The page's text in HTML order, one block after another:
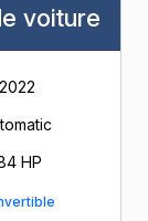
voiture
2022
HP